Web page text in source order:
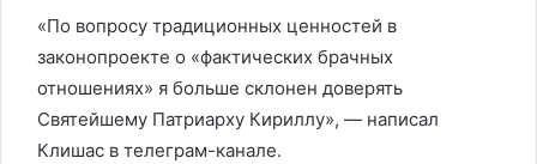
«По вопросу традиционных ценностей в
законопроекте о «фактических брачных
отношениях» я больше склонен доверять
Святейшему Патриарху Кириллу», — написал
Клишас в телеграм-канале.